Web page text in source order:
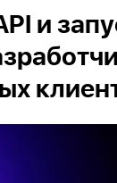
и